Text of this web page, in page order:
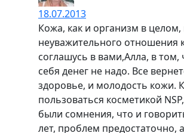
18.07.2013
Кожа, как и организм в
неуважительного отношения
соглашусь в вами,Алла, в том,
себя денег не надо. Все
здоровье, и молодость кожи.
пользоваться косметикой
были сомнения, что и
лет, проблем предостаточно,